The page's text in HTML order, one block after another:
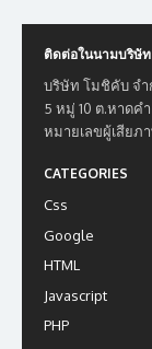
ติดต่อในนามบริษัท
บริษัท โมชิคับ จำ
5 หมู่ 10 ต.หาดค
หมายเลขผู้เสียภา
CATEGORIES
Css
Google
HTML
Javascript
PHP